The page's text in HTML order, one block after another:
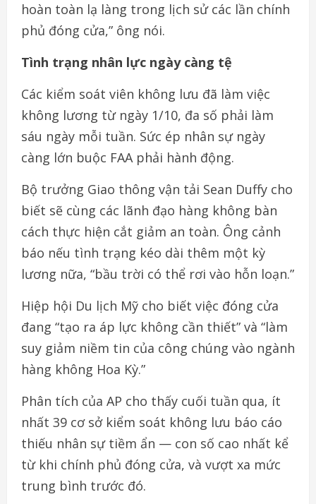
hoàn toàn lạ làng trong lịch sử các lần chính
phủ đóng cửa,” ông nói.
Tình trạng nhân lực ngày càng tệ
Các kiểm soát viên không lưu đã làm việc
không lương từ ngày 1/10, đa số phải làm
sáu ngày mỗi tuần. Sức ép nhân sự ngày
càng lớn buộc FAA phải hành động.
Bộ trưởng Giao thông vận tải Sean Duffy cho
biết sẽ cùng các lãnh đạo hàng không bàn
cách thực hiện cắt giảm an toàn. Ông cảnh
báo nếu tình trạng kéo dài thêm một kỳ
lương nữa, “bầu trời có thể rơi vào hỗn loạn.”
Hiệp hội Du lịch Mỹ cho biết việc đóng cửa
đang “tạo ra áp lực không cần thiết” và “làm
suy giảm niềm tin của công chúng vào ngành
hàng không Hoa Kỳ.”
Phân tích của AP cho thấy cuối tuần qua, ít
nhất 39 cơ sở kiểm soát không lưu báo cáo
thiếu nhân sự tiềm ẩn — con số cao nhất kể
từ khi chính phủ đóng cửa, và vượt xa mức
trung bình trước đó.